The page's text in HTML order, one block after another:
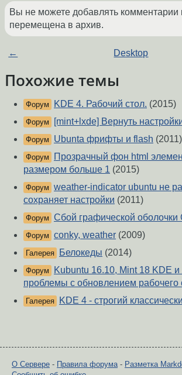
Вы не можете добавлять комментарии
перемещена в архив.
← Desktop
Похожие темы
Форум KDE 4. Рабочий стол. (2015)
Форум [mint+lxde] Вернуть
Форум Ubunta фрифты и flash (2011)
Форум
Прозрачный фон html
размером больше 1 (2015)
Форум weather-indicator ubuntu не
сохраняет настройки (2011)
Форум Сбой графической оболочки
Форум conky, weather (2009)
Галерея Белокеды (2014)
Форум
Kubuntu 16.10, Mint 18 KDE
проблемы с обновлением рабочего
Галерея KDE 4 - строгий
О Сервере - Правила форума- Разметка